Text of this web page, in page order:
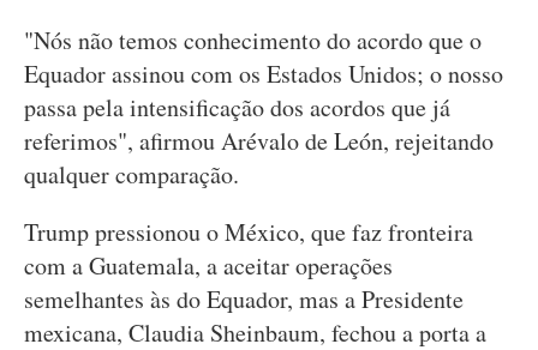
"Nós não temos conhecimento do acordo que o
Equador assinou com os Estados Unidos; o nosso
passa pela intensificação dos acordos que já
referimos", afirmou Arévalo de León, rejeitando
qualquer comparação.
Trump pressionou o México, que faz fronteira
com a Guatemala, a aceitar operações
semelhantes às do Equador, mas a Presidente
mexicana, Claudia Sheinbaum, fechou a porta a